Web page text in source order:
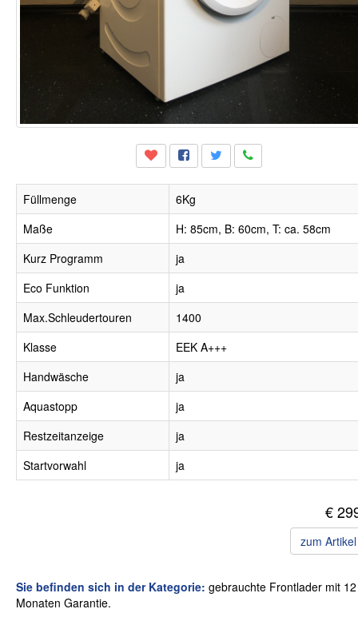
Füllmenge
6Kg
Maße
H: 85cm, B: 60cm, T: ca. 58cm
Kurz Programm
ja
Eco Funktion
ja
Max.Schleudertouren
1400
Klasse
EEK A+++
Handwäsche
ja
Aquastopp
ja
Restzeitanzeige
ja
Startvorwahl
ja
€
zum
Sie befinden sich in der Kategorie: gebrauchte Frontlader mit 12
Monaten Garantie.